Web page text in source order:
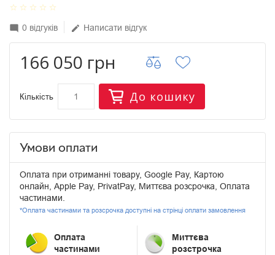
star_border star_border star_border star_border star_border
mode_comment 0 відгуків edit Написати відгук
166 050 грн
Кількість До кошику
Умови оплати
Оплата при отриманні товару, Google Pay, Картою
онлайн, Apple Pay, PrivatPay, Миттєва розсрочка, Оплата
частинами.
*Оплата частинами та розсрочка доступні на стрінці оплати замовлення
Оплата
частинами
Миттєва
розстрочка